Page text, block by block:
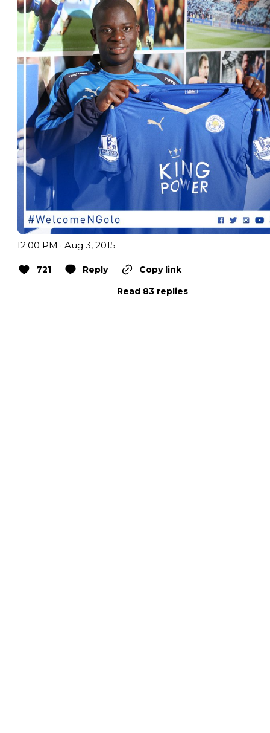
12:00 PM · Aug 3, 2015
721 Reply
Copy link
Read 83 replies